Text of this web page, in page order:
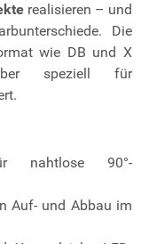
realisieren – und
Die
wie DB und X
speziell für
nahtlose 90°-
Auf- und Abbau im